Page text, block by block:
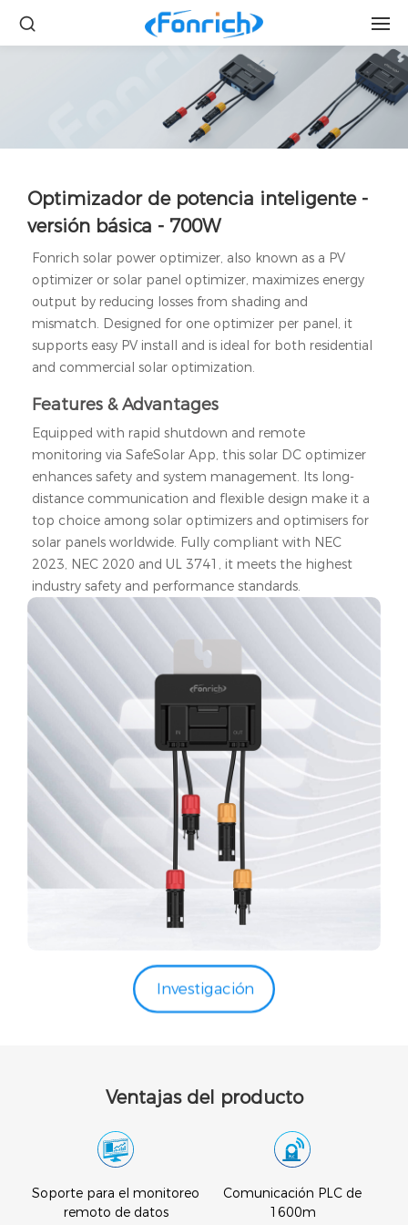
Optimizador de potencia inteligente -
versión básica - 700W
Fonrich solar power optimizer, also known as a PV
optimizer or solar panel optimizer, maximizes energy
output by reducing losses from shading and
mismatch. Designed for one optimizer per panel, it
supports easy PV install and is ideal for both residential
and commercial solar optimization.
Features & Advantages
Equipped with rapid shutdown and remote
monitoring via SafeSolar App, this solar DC optimizer
enhances safety and system management. Its long-
distance communication and flexible design make it a
top choice among solar optimizers and optimisers for
solar panels worldwide. Fully compliant with NEC
2023, NEC 2020 and UL 3741, it meets the highest
industry safety and performance standards.
Investigación
Ventajas del producto
Soporte para el monitoreo
remoto de datos
Comunicación PLC de
1600m